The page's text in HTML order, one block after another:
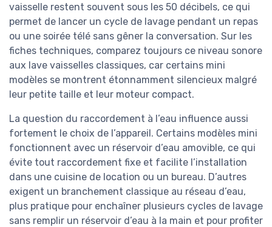
vaisselle restent souvent sous les 50 décibels, ce qui
permet de lancer un cycle de lavage pendant un repas
ou une soirée télé sans gêner la conversation. Sur les
fiches techniques, comparez toujours ce niveau sonore
aux lave vaisselles classiques, car certains mini
modèles se montrent étonnamment silencieux malgré
leur petite taille et leur moteur compact.
La question du raccordement à l’eau influence aussi
fortement le choix de l’appareil. Certains modèles mini
fonctionnent avec un réservoir d’eau amovible, ce qui
évite tout raccordement fixe et facilite l’installation
dans une cuisine de location ou un bureau. D’autres
exigent un branchement classique au réseau d’eau,
plus pratique pour enchaîner plusieurs cycles de lavage
sans remplir un réservoir d’eau à la main et pour profiter